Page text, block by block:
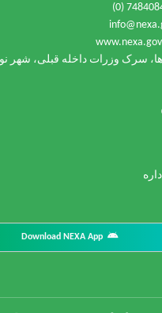
(0)
سرک وزرات داخله قبلی، شهر
Download NEXA App